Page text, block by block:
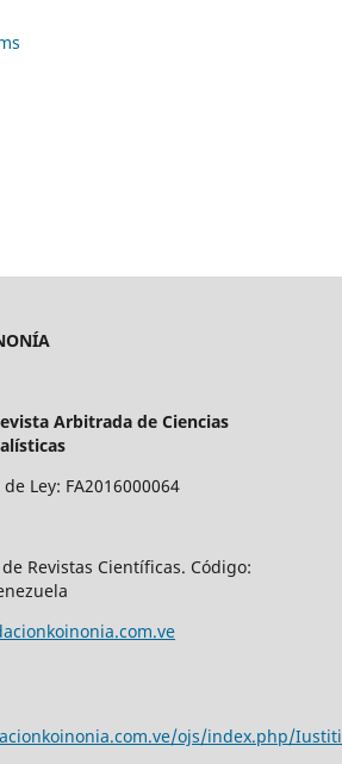
Arbitrada de Ciencias
Ley: FA2016000064
Revistas Científicas. Código:
ojs/index.php/